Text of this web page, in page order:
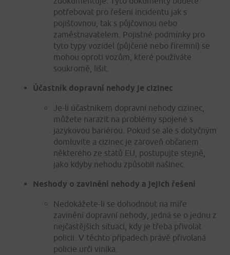
potřebovat pro řešení incidentu jak s
pojišťovnou, tak s půjčovnou nebo
zaměstnavatelem. Pojistné podmínky pro
tyto typy vozidel (půjčené nebo firemní) se
mohou oproti vozům, které používáte
soukromě, lišit.
Účastník dopravní nehody je cizinec
Je-li účastníkem dopravní nehody cizinec,
můžete narazit na problémy spojené s
jazykovou bariérou. Pokud se ale s dotyčným
domluvíte a cizinec je zároveň občanem
některého ze států EU, postupujte stejně,
jako kdyby nehodu způsobil našinec.
Neshody o zavinění nehody a jejich řešení
Nedokážete-li se dohodnout na míře
zavinění dopravní nehody, jedná se o jednu z
nejčastějších situací, kdy je třeba přivolat
policii. V těchto případech právě přivolaná
policie určí viníka.